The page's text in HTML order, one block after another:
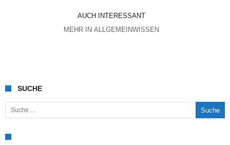
AUCH INTERESSANT
MEHR IN ALLGEMEINWISSEN
SUCHE
Suche nach: